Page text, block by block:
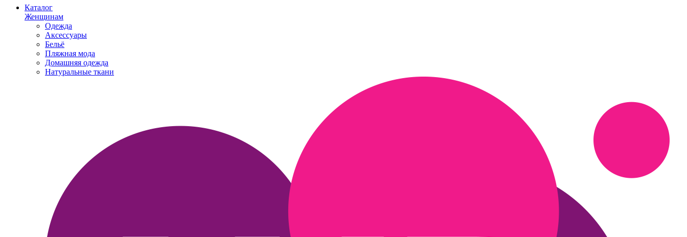
Каталог
Женщинам
Одежда
Аксессуары
Бельё
Пляжная мода
Домашняя одежда
Натуральные ткани